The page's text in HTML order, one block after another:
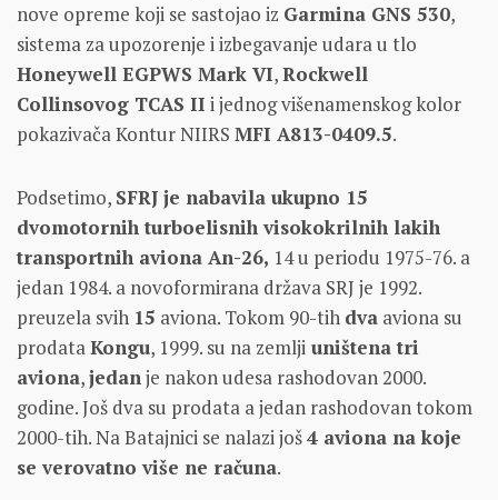
nove opreme koji se sastojao iz Garmina GNS 530,
sistema za upozorenje i izbegavanje udara u tlo
Honeywell EGPWS Mark VI,Rockwell
Collinsovog TCAS II i jednog višenamenskog kolor
pokazivača Kontur NIIRS MFI A813-0409.5.
Podsetimo, SFRJ je nabavila ukupno 15
dvomotornih turboelisnih visokokrilnih lakih
transportnih aviona An-26, 14 u periodu 1975-76. a
jedan 1984. a novoformirana država SRJ je 1992.
preuzela svih 15 aviona. Tokom 90-tih dva aviona su
prodataKongu, 1999. su na zemlji uništena tri
aviona,jedanje nakon udesa rashodovan 2000.
godine. Još dva su prodata a jedan rashodovan tokom
2000-tih. Na Batajnici se nalazi još4 aviona na koje
se verovatno više ne računa.